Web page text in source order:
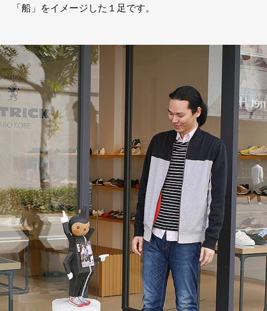
「船」をイメージした１足です。